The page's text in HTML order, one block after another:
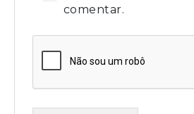
comentar.